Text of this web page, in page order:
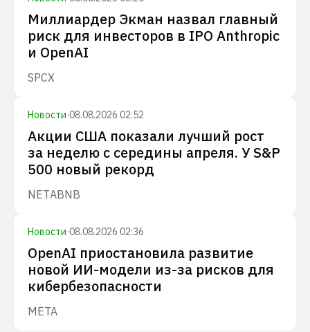
Миллиардер Экман назвал главный
риск для инвесторов в IPO Anthropic
и OpenAI
SPCX
Новости·08.08.2026 02:52
Акции США показали лучший рост
за неделю с середины апреля. У S&P
500 новый рекорд
NETABNB
Новости·08.08.2026 02:36
OpenAI приостановила развитие
новой ИИ-модели из-за рисков для
кибербезопасности
META